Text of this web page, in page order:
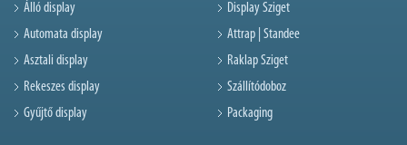
Álló display
Automata display
Asztali display
Rekeszes display
Gyűjtő display
Display Sziget
Attrap | Standee
Raklap Sziget
Szállítódoboz
Packaging